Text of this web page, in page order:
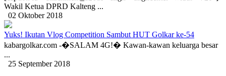
Wakil Ketua DPRD Kalteng ...
02 Oktober 2018
Yuks! Ikutan Vlog Competition Sambut HUT Golkar ke-54
kabargolkar.com -�SALAM 4G!� Kawan-kawan keluarga besar
...
25 September 2018